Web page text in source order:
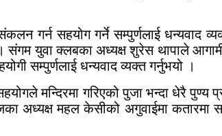
गर्न सहयोग गर्ने सम्पुर्णलाई धन्यवाद
संगम युवा क्लबका अध्यक्ष शुरेस थापाले
सम्पुर्णलाई धन्यवाद व्यक्त गर्नुभयो ।
मन्दिरमा गरिएको पुजा भन्दा धेरै
अध्यक्ष महल केसीको अगुवाईमा